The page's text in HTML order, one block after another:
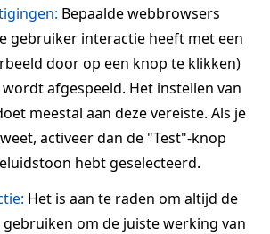
Bepaalde webbrowsers
gebruiker interactie heeft met een
door op een knop te klikken)
afgespeeld. Het instellen van
meestal aan deze vereiste. Als je
activeer dan de "Test"-knop
hebt geselecteerd.
Het is aan te raden om altijd de
om de juiste werking van